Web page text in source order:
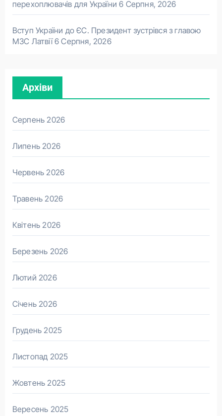
перехоплювачів для України 6 Серпня, 2026
Вступ України до ЄС. Президент зустрівся з главою
МЗС Латвії 6 Серпня, 2026
Архіви
Серпень 2026
Липень 2026
Червень 2026
Травень 2026
Квітень 2026
Березень 2026
Лютий 2026
Січень 2026
Грудень 2025
Листопад 2025
Жовтень 2025
Вересень 2025